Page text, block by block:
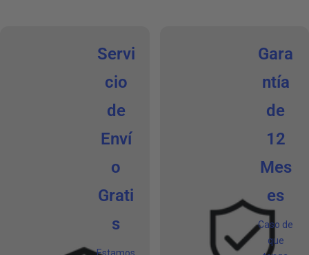
Servi
cio
de
Enví
o
Grati
s
Gara
ntía
de
12
Mes
es
Caso de
que